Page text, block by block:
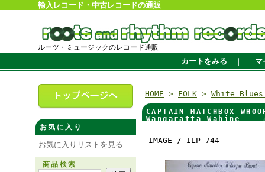
輸入レコード・中古レコードの通販
ルーツ・ミュージックのレコード通販
カートをみる ｜ マ
お気に入り
お気に入りリストを見る
商品検索
HOME > FOLK > White Blues
CAPTAIN MATCHBOX
Wangaratta Wahine
IMAGE / ILP-744